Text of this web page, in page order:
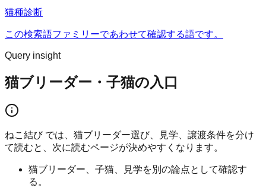
猫種診断
この検索語ファミリーであわせて確認する語です。
Query insight
猫ブリーダー・子猫の入口
ねこ結び では、猫ブリーダー選び、見学、譲渡条件を分け
て読むと、次に読むページが決めやすくなります。
猫ブリーダー、子猫、見学を別の論点として確認す
る。